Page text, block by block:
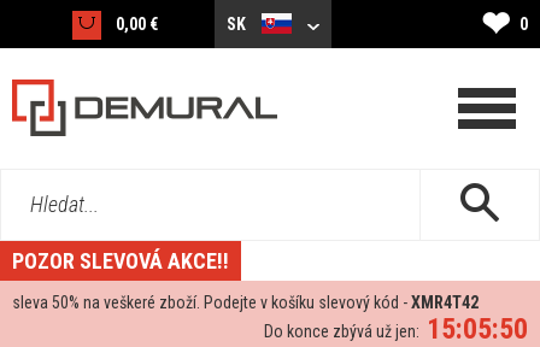
0,00 € SK ❤ 0
Hledat...
POZOR SLEVOVÁ AKCE!!
sleva 50% na veškeré zboží. Podejte v košíku slevový kód -XMR4T42
15:05:49
Do konce zbývá už jen: